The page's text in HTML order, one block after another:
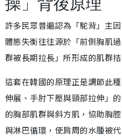
許多民眾普遍認為「駝背」主
體態失衡往往源於「前側胸肌
群被長期拉長」所形成的肌群拮
這套在韓國的原理正是調節此
伸展、手肘下壓與頸部拉伸」
的胸部肌群與斜方肌，協助胸
與淋巴循環，使肩周的水腫被